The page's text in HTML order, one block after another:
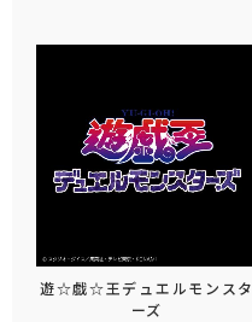
遊☆戯☆王デュエルモンスタ
ーズ